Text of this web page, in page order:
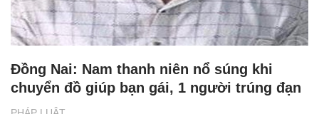
Đồng Nai: Nam thanh niên nổ súng khi
chuyển đồ giúp bạn gái, 1 người trúng đạn